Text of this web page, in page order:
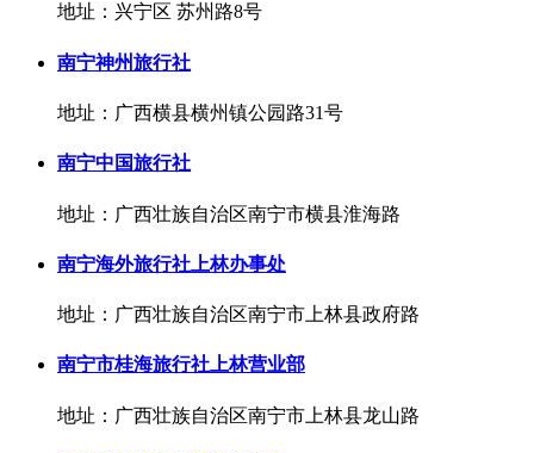
地址：兴宁区 苏州路8号
南宁神州旅行社
地址：广西横县横州镇公园路31号
南宁中国旅行社
地址：广西壮族自治区南宁市横县淮海路
南宁海外旅行社上林办事处
地址：广西壮族自治区南宁市上林县政府路
南宁市桂海旅行社上林营业部
地址：广西壮族自治区南宁市上林县龙山路